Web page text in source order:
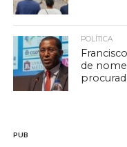
POLÍTICA
de
PUB